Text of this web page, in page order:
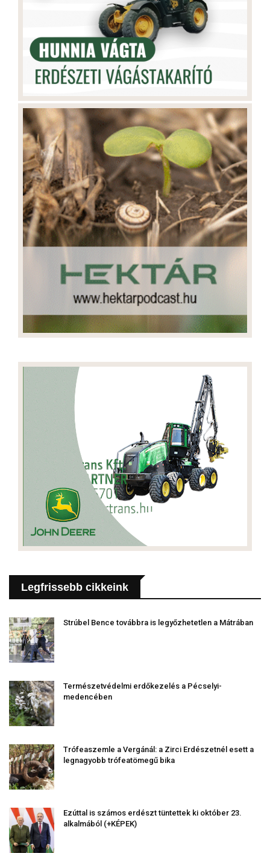
Legfrissebb cikkeink
Strúbel Bence továbbra is legyőzhetetlen a Mátrában
Természetvédelmi erdőkezelés a Pécselyi-
medencében
Trófeaszemle a Vergánál: a Zirci Erdészetnél esett a
legnagyobb trófeatömegű bika
Ezúttal is számos erdészt tüntettek ki október 23.
alkalmából (+KÉPEK)